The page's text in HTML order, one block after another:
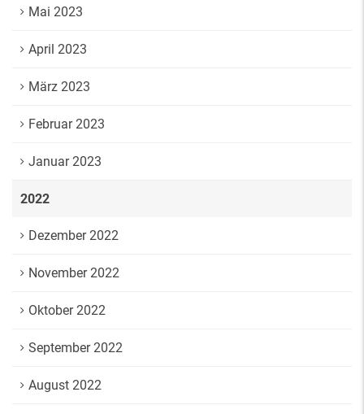
Mai 2023
April 2023
März 2023
Februar 2023
Januar 2023
2022
Dezember 2022
November 2022
Oktober 2022
September 2022
August 2022